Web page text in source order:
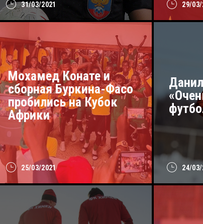
31/03/2021 29/03/
25/03/2021
Мохамед Конате и
сборная Буркина-Фасо
пробились на Кубок
Африки
24/03/